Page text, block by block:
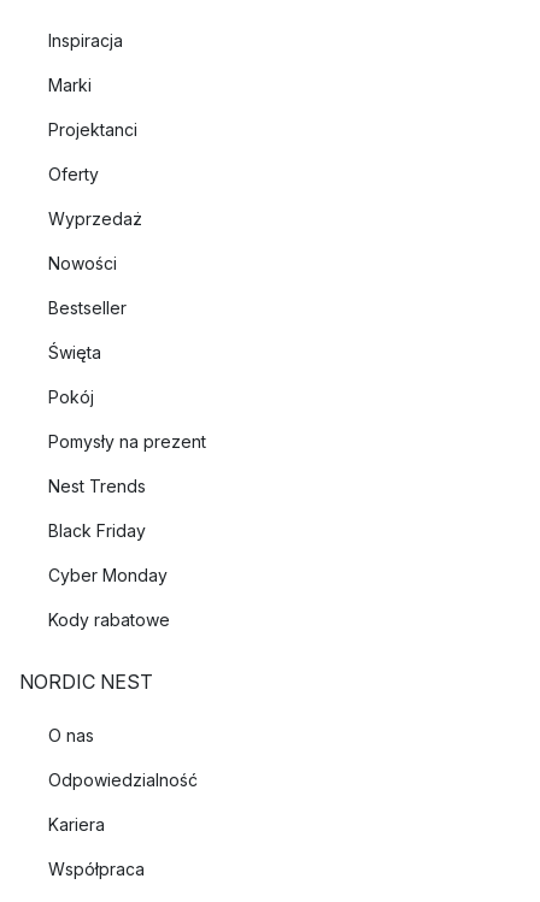
Inspiracja
Marki
Projektanci
Oferty
Wyprzedaż
Nowości
Bestseller
Święta
Pokój
Pomysły na prezent
Nest Trends
Black Friday
Cyber Monday
Kody rabatowe
NORDIC NEST
O nas
Odpowiedzialność
Kariera
Współpraca